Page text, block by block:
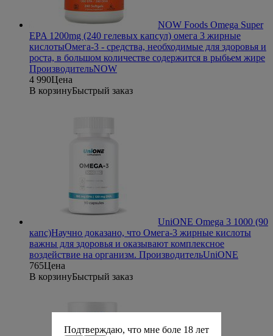
NOW Foods Omega Super
EPA 1200mg (240 гелевых капсул) омега 3 жирные
кислотыОмега-3 - средства, необходимые для здоровья и
роста, в большом количестве содержится в рыбьем жире
ПроизводительNOW
4 990Цена
В корзинуБыстрый заказ
UniONE Omega 3 1000 (90
капс)Научно доказано, что Омега-3 жирные кислоты
важны для здоровья и оказывают комплексное
воздействие на организм. ПроизводительUniONE
765Цена
В корзинуБыстрый заказ
Подтверждаю, что мне боле 18 лет